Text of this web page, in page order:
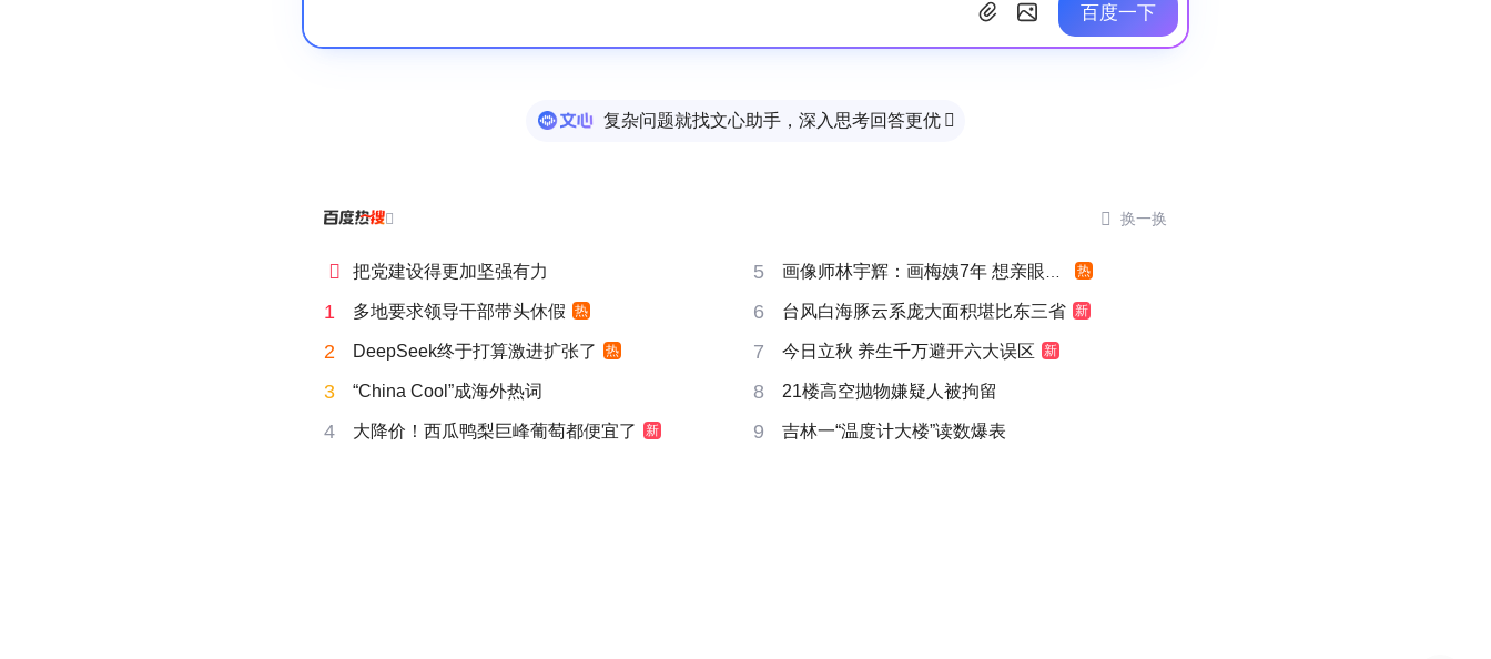
百度一下
复杂问题就找文心助手，深入思考回答更优 
  换一换
 把党建设得更加坚强有力 5 画像师林宇辉：画梅姨7年 想亲眼看看 热
1 多地要求领导干部带头休假 热 6 台风白海豚云系庞大面积堪比东三省 新
2 DeepSeek终于打算激进扩张了 热 7 今日立秋 养生千万避开六大误区 新
3 “China Cool”成海外热词 8 21楼高空抛物嫌疑人被拘留
4 大降价！西瓜鸭梨巨峰葡萄都便宜了 新 9 吉林一“温度计大楼”读数爆表